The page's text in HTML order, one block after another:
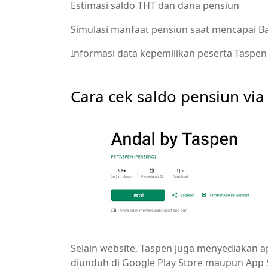
Estimasi saldo THT dan dana pensiun
Simulasi manfaat pensiun saat mencapai
Informasi data kepemilikan peserta Taspen
Cara cek saldo pensiun
Selain website, Taspen juga menyediakan
diunduh di Google Play Store maupun